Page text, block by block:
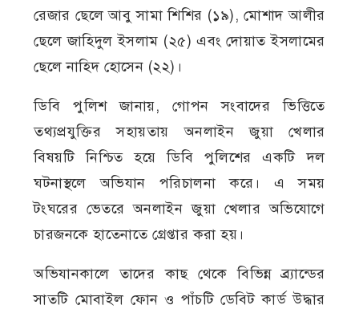
রেজার ছেলে আবু সামা শিশির (১৯), মোশাদ আলীর
ছেলে জাহিদুল ইসলাম (২৫) এবং দোয়াত ইসলামের
ছেলে নাহিদ হোসেন (২২)।
ডিবি পুলিশ জানায়, গোপন সংবাদের ভিত্তিতে
তথ্যপ্রযুক্তির সহায়তায় অনলাইন জুয়া খেলার
বিষয়টি নিশ্চিত হয়ে ডিবি পুলিশের একটি দল
ঘটনাস্থলে অভিযান পরিচালনা করে। এ সময়
টংঘরের ভেতরে অনলাইন জুয়া খেলার অভিযোগে
চারজনকে হাতেনাতে গ্রেপ্তার করা হয়।
অভিযানকালে তাদের কাছ থেকে বিভিন্ন ব্র্যান্ডের
সাতটি মোবাইল ফোন ও পাঁচটি ডেবিট কার্ড উদ্ধার